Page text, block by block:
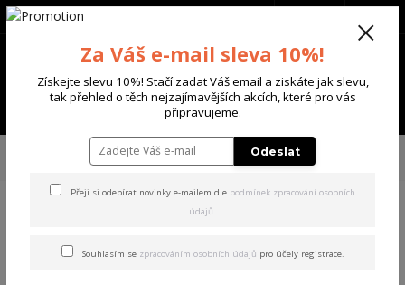
Menu
+420 702 136 620
TRIČKA & TÍLKA
Yakuza dámské tílko Thorns Allover
Long Tail T-Shirt black 3XL
Allover Long Tail T-Shirt
Za Váš e-mail sleva 10%!
Získejte slevu 10%! Stačí zadat Váš email a ziskáte jak slevu,
tak přehled o těch nejzajímavějších akcích, které pro vás
připravujeme.
Odeslat
Přeji si odebírat novinky e-mailem dle podmínek zpracování osobních
údajů.
Souhlasím se zpracováním osobních údajů pro účely registrace.